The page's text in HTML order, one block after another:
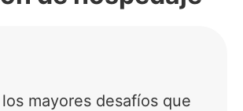
mayores desafíos que